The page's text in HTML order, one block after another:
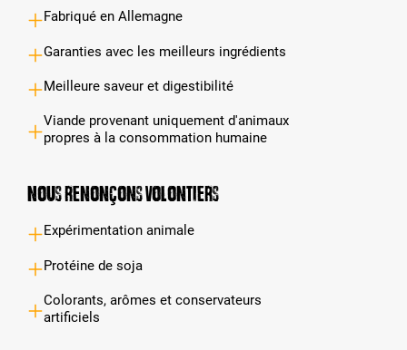
Fabriqué en Allemagne
Garanties avec les meilleurs ingrédients
Meilleure saveur et digestibilité
Viande provenant uniquement d'animaux
propres à la consommation humaine
Nous renonçons volontiers
Expérimentation animale
Protéine de soja
Colorants, arômes et conservateurs
artificiels